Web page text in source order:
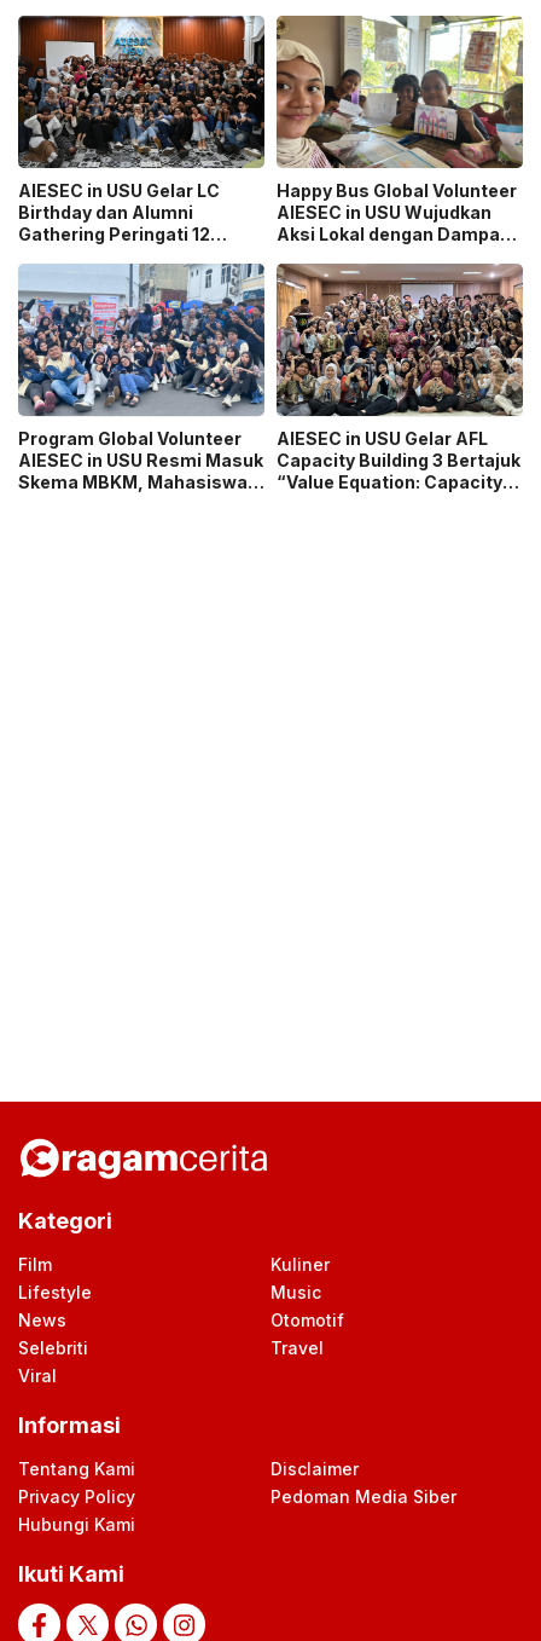
Mahasiswa
AIESEC in USU Gelar LC
Birthday dan Alumni
Gathering Peringati 12
Happy Bus Global Volunteer
AIESEC in USU Wujudkan
Aksi Lokal dengan Dampak
Program Global Volunteer
AIESEC in USU Resmi Masuk
Skema MBKM, Mahasiswa
AIESEC in USU Gelar AFL
Capacity Building 3 Bertajuk
“Value Equation: Capacity
Kategori
Film
Kuliner
Lifestyle
Music
News
Otomotif
Selebriti
Travel
Viral
Informasi
Tentang Kami
Disclaimer
Privacy Policy
Pedoman Media Siber
Hubungi Kami
Ikuti Kami